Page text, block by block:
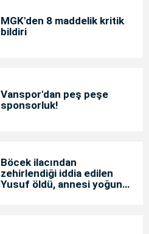
MGK'den 8 maddelik kritik
bildiri
Vanspor'dan peş peşe
sponsorluk!
Böcek ilacından
zehirlendiği iddia edilen
Yusuf öldü, annesi yoğun